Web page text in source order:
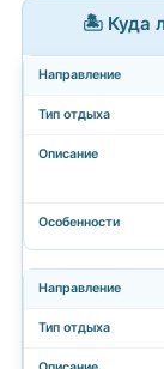
🏝️ Куда